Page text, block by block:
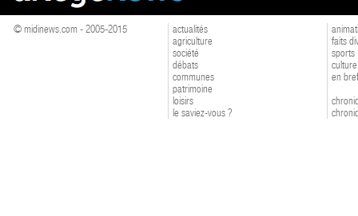
© midinews.com - 2005-2015
actualités
agriculture
société
débats
communes
patrimoine
loisirs
le saviez-vous ?
faits
sports
culture
en bref